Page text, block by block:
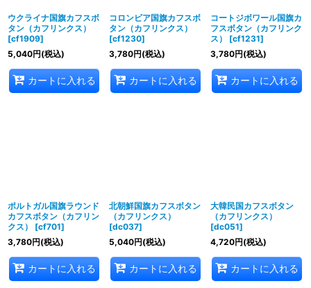
ウクライナ国旗カフスボ
タン（カフリンクス）
[cf1909]
5,040円(税込)
カートに入れる
コロンビア国旗カフスボ
タン（カフリンクス）
[cf1230]
3,780円(税込)
カートに入れる
コートジボワール国旗カ
フスボタン（カフリンク
ス）
[cf1231]
3,780円(税込)
カートに入れる
ポルトガル国旗ラウンド
カフスボタン（カフリン
クス）
[cf701]
3,780円(税込)
カートに入れる
北朝鮮国旗カフスボタン
（カフリンクス）
[dc037]
5,040円(税込)
カートに入れる
大韓民国カフスボタン
（カフリンクス）
[dc051]
4,720円(税込)
カートに入れる